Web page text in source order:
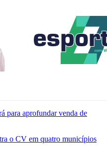
para aprofundar venda de
o CV em quatro municípios